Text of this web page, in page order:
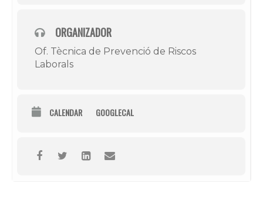
ORGANIZADOR
Of. Tècnica de Prevenció de Riscos
Laborals
CALENDAR GOOGLECAL